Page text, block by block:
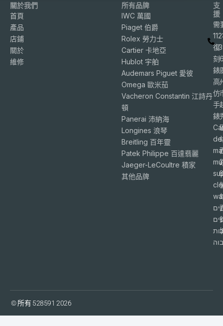
關於我們
首頁
產品
店鋪
關於
維修
所有品牌
IWC 萬國
Piaget 伯爵
Rolex 勞力士
Cartier 卡地亞
Hublot 宇舶
Audemars Piguet 愛彼
Omega 歐米茄
Vacheron Constantin 江詩丹
頓
Panerai 沛納海
Longines 浪琴
Breitling 百年靈
Patek Philippe 百達翡麗
Jaeger-LeCoultre 積家
其他品牌
支
援
需
復
刻
錶
高
仿
手
錶
de
© 所有 528591 2026